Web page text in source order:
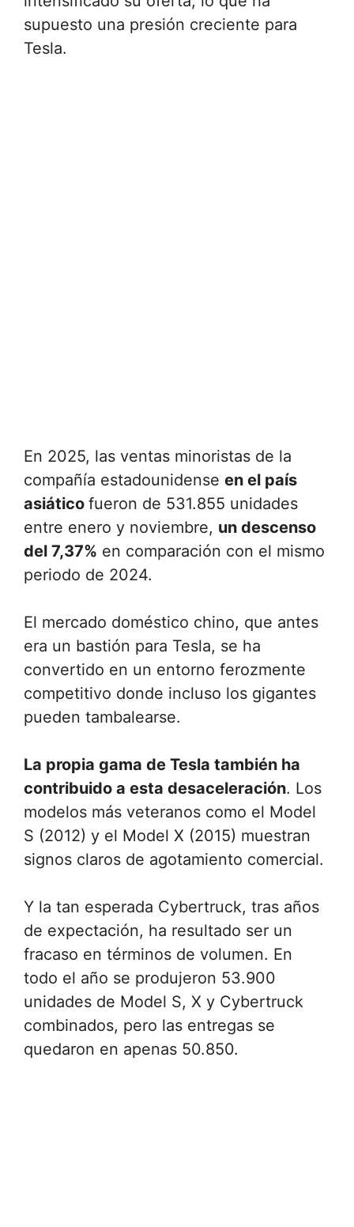
supuesto una presión creciente para
Tesla.
En 2025, las ventas minoristas de la
compañía estadounidense en el país
asiático fueron de 531.855 unidades
entre enero y noviembre, un descenso
del 7,37% en comparación con el mismo
periodo de 2024.
El mercado doméstico chino, que antes
era un bastión para Tesla, se ha
convertido en un entorno ferozmente
competitivo donde incluso los gigantes
pueden tambalearse.
La propia gama de Tesla también ha
contribuido a esta desaceleración. Los
modelos más veteranos como el Model
S (2012) y el Model X (2015) muestran
signos claros de agotamiento comercial.
Y la tan esperada Cybertruck, tras años
de expectación, ha resultado ser un
fracaso en términos de volumen. En
todo el año se produjeron 53.900
unidades de Model S, X y Cybertruck
combinados, pero las entregas se
quedaron en apenas 50.850.